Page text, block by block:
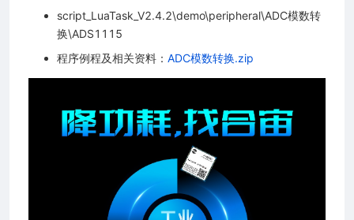
script_LuaTask_V2.4.2\demo\peripheral\ADC模数转
换\ADS1115
程序例程及相关资料： ADC模数转换.zip